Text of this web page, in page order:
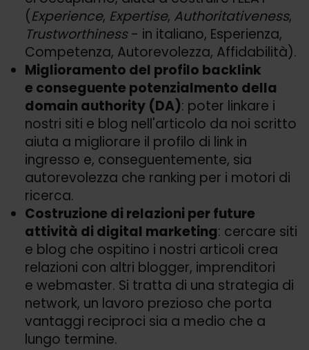
(Experience, Expertise, Authoritativeness,
Trustworthiness- in italiano, Esperienza,
Competenza, Autorevolezza, Affidabilità).
Miglioramento del profilo backlink
e conseguente potenzialmento della
domain authority (DA): poter linkare i
nostri siti e blog nell'articolo da noi scritto
aiuta a migliorare il profilo di link in
ingresso e, conseguentemente, sia
autorevolezza che ranking per i motori di
ricerca.
Costruzione di relazioni per future
attività di digital marketing: cercare siti
e blog che ospitino i nostri articoli crea
relazioni con altri blogger, imprenditori
e webmaster. Si tratta di una strategia di
network, un lavoro prezioso che porta
vantaggi reciproci sia a medio che a
lungo termine.